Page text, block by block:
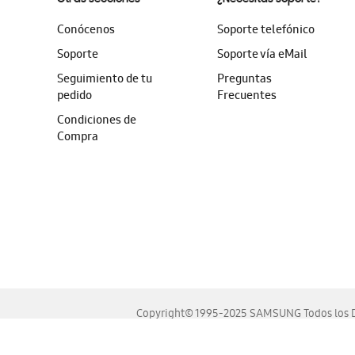
Conócenos
Soporte
Seguimiento de tu
pedido
Condiciones de
Compra
Soporte telefónico
Soporte vía eMail
Preguntas
Frecuentes
Copyright© 1995-2025 SAMSUNG Todos los